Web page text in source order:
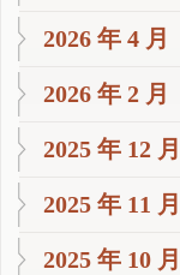
2026 年 4 月
2026 年 2 月
2025 年 12 月
2025 年 11 月
2025 年 10 月